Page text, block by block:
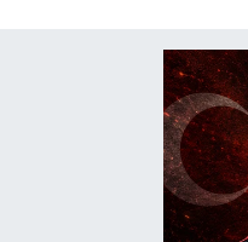
TEKNOLOJİ